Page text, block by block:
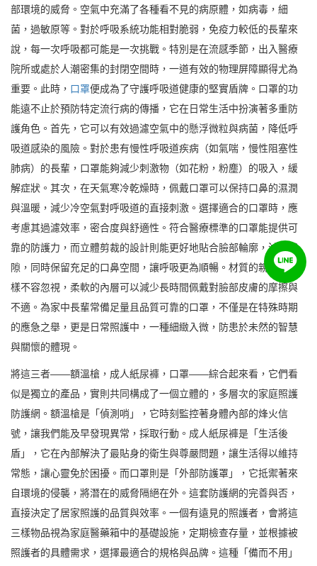
部環境的威脅。空氣中充滿了各種看不見的病原體，如病毒，細
菌，過敏原等。對於呼吸系統功能相對脆弱，免疫力較低的長輩來
說，每一次呼吸都可能是一次挑戰。特別是在流感季節，出入醫療
院所或處於人潮密集的封閉空間時，一道有效的物理屏障顯得尤為
重要。此時， 口罩便成為了守護呼吸道健康的堅實盾牌。口罩的功
能遠不止於預防特定流行病的傳播，它在日常生活中扮演著多重防
護角色。首先，它可以有效過濾空氣中的懸浮微粒與病菌，降低呼
吸道感染的風險。對於患有慢性呼吸道疾病（如氣喘，慢性阻塞性
肺病）的長輩，口罩能夠減少刺激物（如花粉，粉塵）的吸入，緩
解症狀。其次，在天氣寒冷乾燥時，佩戴口罩可以保持口鼻的濕潤
與溫暖，減少冷空氣對呼吸道的直接刺激。選擇適合的口罩時，應
考慮其過濾效率，密合度與舒適性。符合醫療標準的口罩能提供可
靠的防護力，而立體剪裁的設計則能更好地貼合臉部輪廓，減少縫
隙，同時保留充足的口鼻空間，讓呼吸更為順暢。材質的親膚性同
樣不容忽視，柔軟的內層可以減少長時間佩戴對臉部皮膚的摩擦與
不適。為家中長輩常備足量且品質可靠的口罩，不僅是在特殊時期
的應急之舉，更是日常照護中，一種細緻入微，防患於未然的智慧
與關懷的體現。
將這三者——額溫槍，成人紙尿褲，口罩——綜合起來看，它們看
似是獨立的產品，實則共同構成了一個立體的，多層次的家庭照護
防護網。額溫槍是「偵測哨」，它時刻監控著身體內部的烽火信
號，讓我們能及早發現異常，採取行動。成人紙尿褲是「生活後
盾」，它在內部解決了最貼身的衛生與尊嚴問題，讓生活得以維持
常態，讓心靈免於困擾。而口罩則是「外部防護罩」，它抵禦著來
自環境的侵襲，將潛在的威脅隔絕在外。這套防護網的完善與否，
直接決定了居家照護的品質與效率。一個有遠見的照護者，會將這
三樣物品視為家庭醫藥箱中的基礎設施，定期檢查存量，並根據被
照護者的具體需求，選擇最適合的規格與品牌。這種「備而不用」